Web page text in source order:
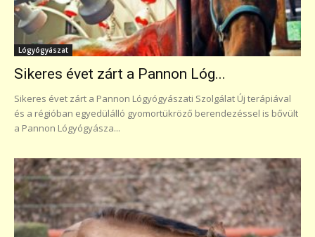
Lógyógyászat
Sikeres évet zárt a Pannon Lóg...
Sikeres évet zárt a Pannon Lógyógyászati Szolgálat Új terápiával
és a régióban egyedülálló gyomortükröző berendezéssel is bővült
a Pannon Lógyógyásza...